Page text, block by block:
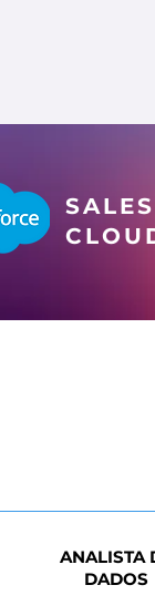
SALES
ANALISTA
DADOS